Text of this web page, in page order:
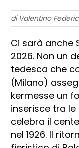
di Valentino
Ci sarà anche
2026. Non un
tedesca che
(Milano)
kermesse un
inserisce tra
celebra il
nel 1926. Il